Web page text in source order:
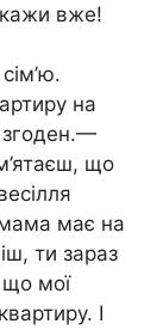
вже!
на
згоден.—
що
має на
ти зараз
що мої
І